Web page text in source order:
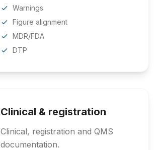
Warnings
Figure alignment
MDR/FDA
DTP
Clinical & registration
Clinical, registration and QMS
documentation.